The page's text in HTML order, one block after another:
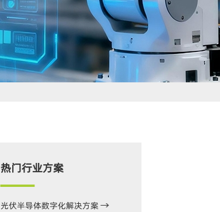
热门行业方案
光伏半导体数字化解决方案